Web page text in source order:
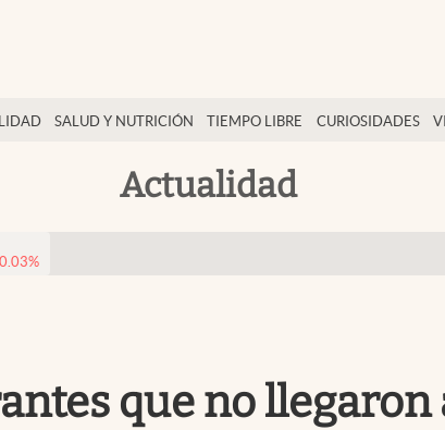
SALUD Y NUTRICIÓN TIEMPO LIBRE CURIOSIDADES
Actualidad
%
que no llegaron